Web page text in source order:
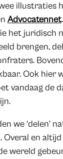
illustraties
Advocatennet
het juridisch
brengen,
Ook hier
vandaag de
we ‘delen’
Overal en
wereld